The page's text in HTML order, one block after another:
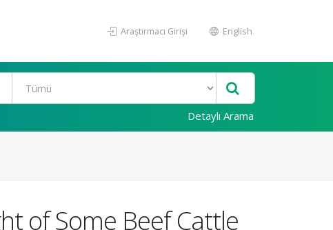
Araştırmacı Girişi English
Detaylı Arama
of Some Beef Cattle